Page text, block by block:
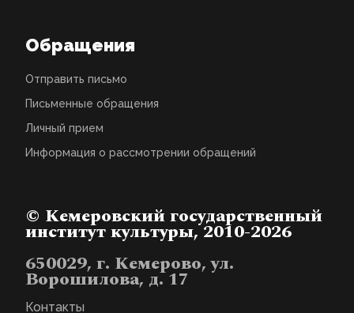
Обращения
Отправить письмо
Письменные обращения
Личный прием
Информация о рассмотрении обращений
© Кемеровский государственный
институт культуры, 2010-2026
650029, г. Кемерово, ул.
Ворошилова, д. 17
Контакты